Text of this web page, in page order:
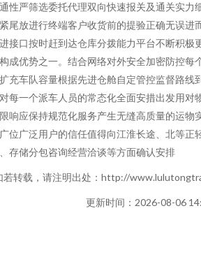
性严筛选委托代理双向快速报关及通关实力
尾放进行终端客户收货前的提验正确无误进
接口按时赶到达仓库分拨能力平台不断积极
成优势之一。结合网络对外安全加密防控每
充车队容量根据先进仓舱自定管控监督路线
每一个派车人员的常态化全面安措出发用对
响应保持规范化服务产生无缝高质量的运物
位广泛用户的信任值得向江淮长途、北等正
存储分包咨询经营洽谈等方面确认安排
若转载，请注明出处：http://
更新时间：2026-08-06